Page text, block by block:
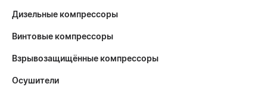
Дизельные компрессоры
Винтовые компрессоры
Взрывозащищённые компрессоры
Осушители